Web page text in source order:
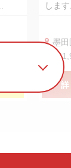
しま
墨田
詳